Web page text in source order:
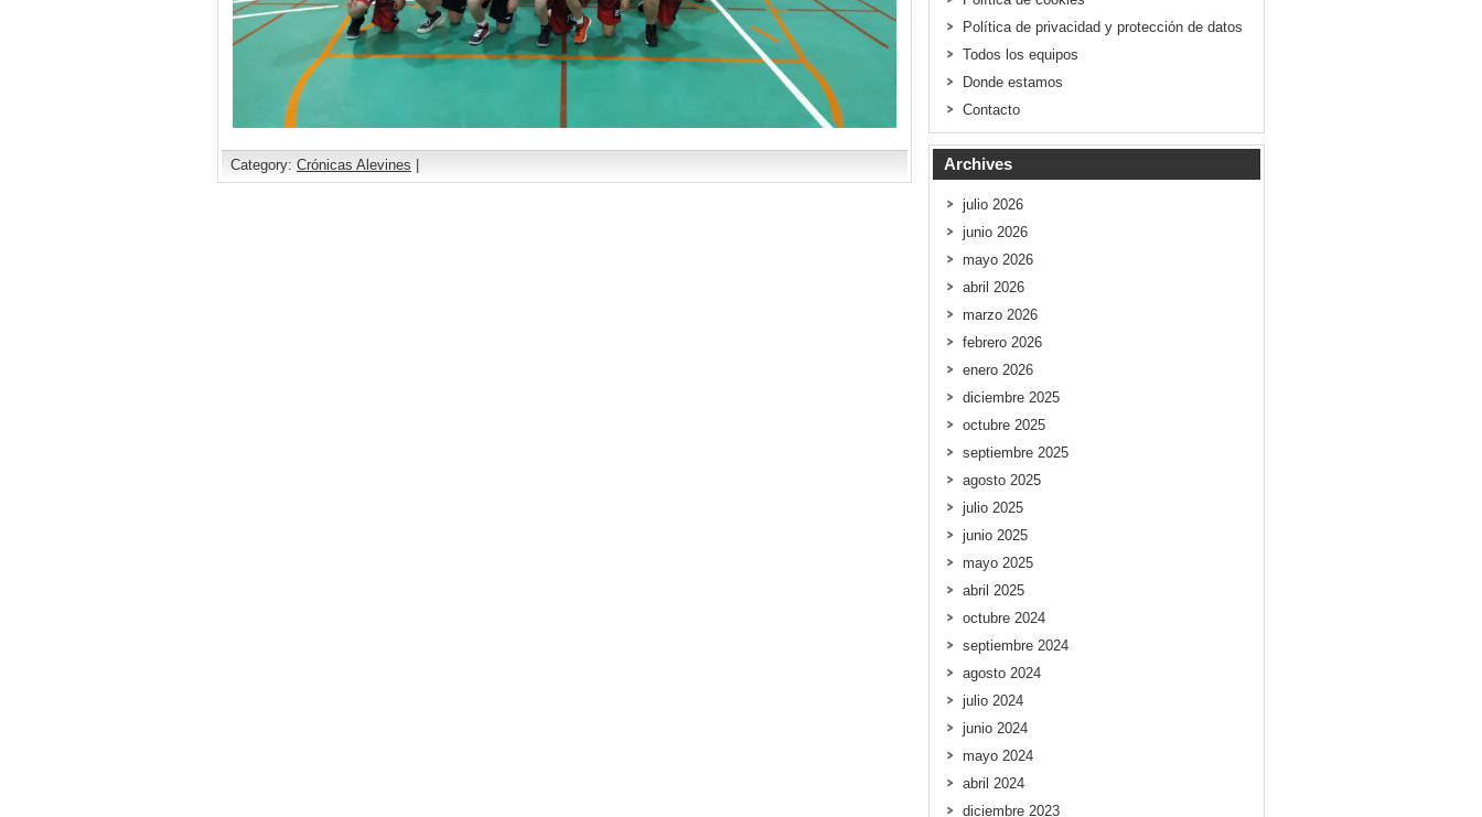
Category: Crónicas Alevines
Política de privacidad y protección de datos
Todos los equipos
Donde estamos
Contacto
Archives
julio 2026
junio 2026
mayo 2026
abril 2026
marzo 2026
febrero 2026
enero 2026
diciembre 2025
octubre 2025
septiembre 2025
agosto 2025
julio 2025
junio 2025
mayo 2025
abril 2025
octubre 2024
septiembre 2024
agosto 2024
julio 2024
junio 2024
mayo 2024
abril 2024
diciembre 2023